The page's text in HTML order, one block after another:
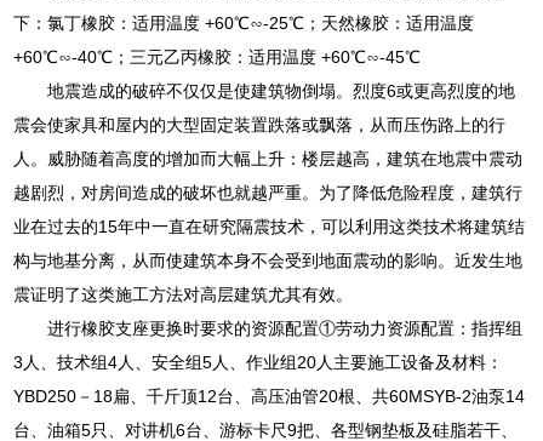
下：氯丁橡胶：适用温度 +60℃∽-25℃；天然橡胶：适用温度
+60℃∽-40℃；三元乙丙橡胶：适用温度 +60℃∽-45℃
地震造成的破碎不仅仅是使建筑物倒塌。烈度6或更高烈度的地
震会使家具和屋内的大型固定装置跌落或飘落，从而压伤路上的行
人。威胁随着高度的增加而大幅上升：楼层越高，建筑在地震中震动
越剧烈，对房间造成的破坏也就越严重。为了降低危险程度，建筑行
业在过去的15年中一直在研究隔震技术，可以利用这类技术将建筑结
构与地基分离，从而使建筑本身不会受到地面震动的影响。近发生地
震证明了这类施工方法对高层建筑尤其有效。
进行橡胶支座更换时要求的资源配置①劳动力资源配置：指挥组
3人、技术组4人、安全组5人、作业组20人主要施工设备及材料：
YBD250－18扁、千斤顶12台、高压油管20根、共60MSYB-2油泵14
台、油箱5只、对讲机6台、游标卡尺9把、各型钢垫板及硅脂若干、